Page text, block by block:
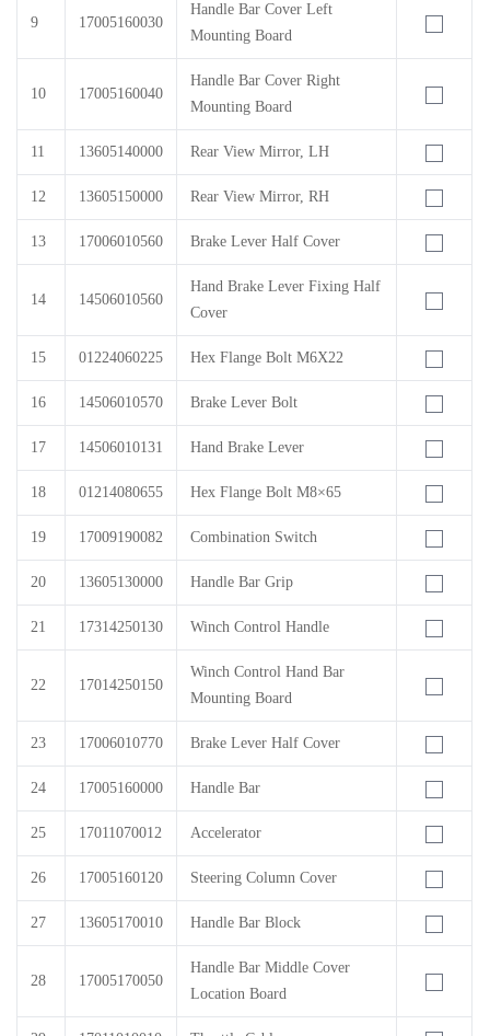
9 17005160030
Handle Bar Cover Left
Mounting Board
10 17005160040
Handle Bar Cover Right
Mounting Board
11 13605140000 Rear View Mirror, LH
12 13605150000 Rear View Mirror, RH
13 17006010560 Brake Lever Half Cover
14 14506010560
Hand Brake Lever Fixing Half
Cover
15 01224060225 Hex Flange Bolt M6X22
16 14506010570 Brake Lever Bolt
17 14506010131 Hand Brake Lever
18 01214080655 Hex Flange Bolt M8×65
19 17009190082 Combination Switch
20 13605130000 Handle Bar Grip
21 17314250130 Winch Control Handle
22 17014250150
Winch Control Hand Bar
Mounting Board
23 17006010770 Brake Lever Half Cover
24 17005160000 Handle Bar
25 17011070012 Accelerator
26 17005160120 Steering Column Cover
27 13605170010 Handle Bar Block
28 17005170050
Handle Bar Middle Cover
Location Board